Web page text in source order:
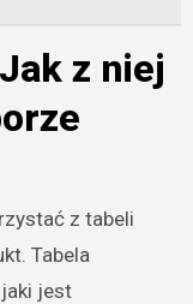
z niej
z tabeli
Tabela
jest